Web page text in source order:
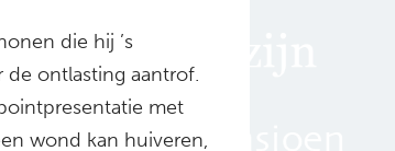
die hij ’s
ontlasting aantrof.
met
wond kan huiveren,